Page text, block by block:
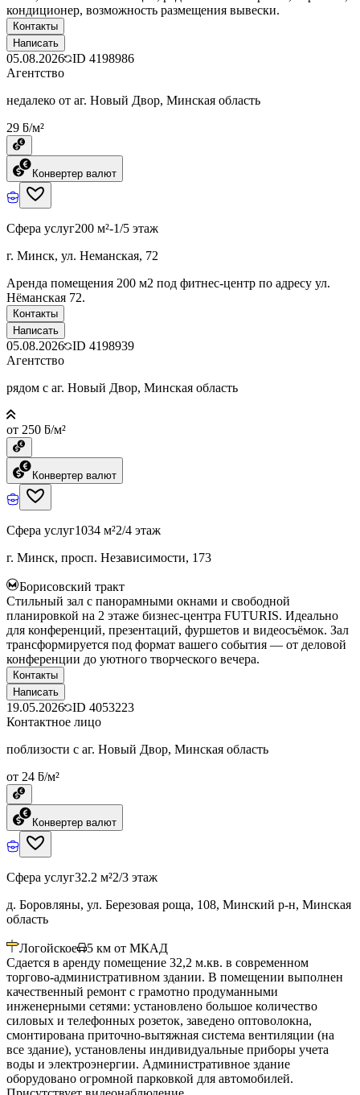
кондиционер, возможность размещения вывески.
Контакты
Написать
05.08.2026 ID 4198986
Агентство
недалеко от аг. Новый Двор, Минская область
29 ƃ/м²
Конвертер валют
Сфера услуг200 м²-1/5 этаж
г. Минск, ул. Неманская, 72
Аренда помещения 200 м2 под фитнес-центр по адресу ул.
Нёманская 72.
Контакты
Написать
05.08.2026 ID 4198939
Агентство
рядом с аг. Новый Двор, Минская область
от 250 ƃ/м²
Конвертер валют
Сфера услуг1034 м²2/4 этаж
г. Минск, просп. Независимости, 173
Борисовский тракт
Стильный зал с панорамными окнами и свободной
планировкой на 2 этаже бизнес-центра FUTURIS. Идеально
для конференций, презентаций, фуршетов и видеосъёмок. Зал
трансформируется под формат вашего события — от деловой
конференции до уютного творческого вечера.
Контакты
Написать
19.05.2026 ID 4053223
Контактное лицо
поблизости с аг. Новый Двор, Минская область
от 24 ƃ/м²
Конвертер валют
Сфера услуг32.2 м²2/3 этаж
д. Боровляны, ул. Березовая роща, 108, Минский р-н, Минская
область
Логойское 5 км от МКАД
Сдается в аренду помещение 32,2 м.кв. в современном
торгово-административном здании. В помещении выполнен
качественный ремонт с грамотно продуманными
инженерными сетями: установлено большое количество
силовых и телефонных розеток, заведено оптоволокна,
смонтирована приточно-вытяжная система вентиляции (на
все здание), установлены индивидуальные приборы учета
воды и электроэнергии. Административное здание
оборудовано огромной парковкой для автомобилей.